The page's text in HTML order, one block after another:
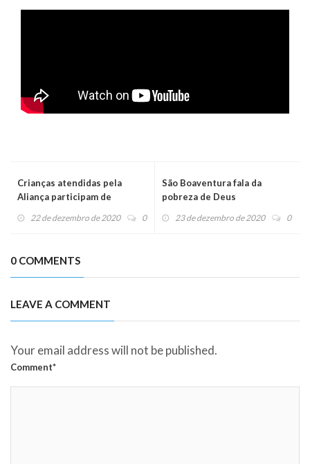
Crianças atendidas pela
Aliança participam de
22 de dezembro de 2020 0
São Boaventura fala da
pobreza de Deus
23 de dezembro de 2020 0
0 COMMENTS
LEAVE A COMMENT
Your email address will not be published.
Comment*